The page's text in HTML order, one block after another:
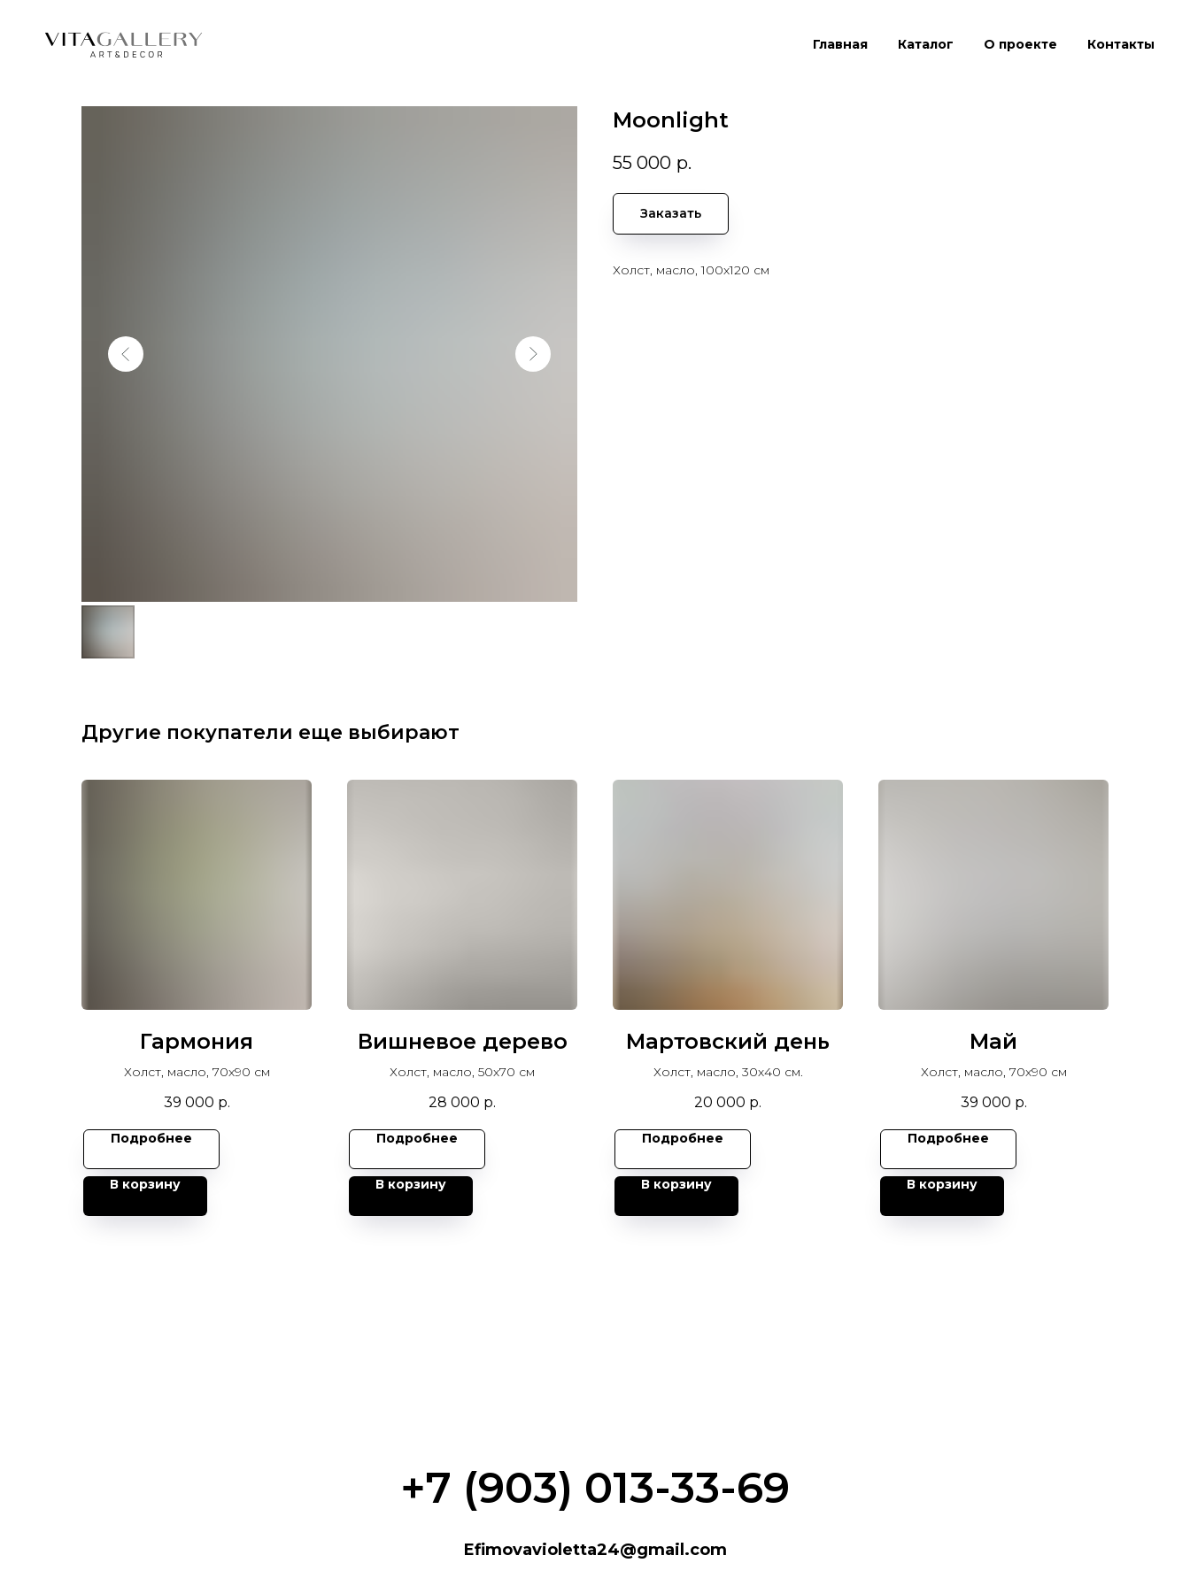
Главная Каталог О проекте Контакты
Moonlight
55 000 р.
Заказать
Холст, масло, 100х120 см
Другие покупатели еще выбирают
Гармония
Холст, масло, 70х90 см
39 000 р.
Подробнее
В корзину
Вишневое дерево
Холст, масло, 50х70 см
28 000 р.
Подробнее
В корзину
Мартовский день
Холст, масло, 30х40 см.
20 000 р.
Подробнее
В корзину
Май
Холст, масло, 70х90 см
39 000 р.
Подробнее
В корзину
+7 (903) 013-33-69
Efimovavioletta24@gmail.com